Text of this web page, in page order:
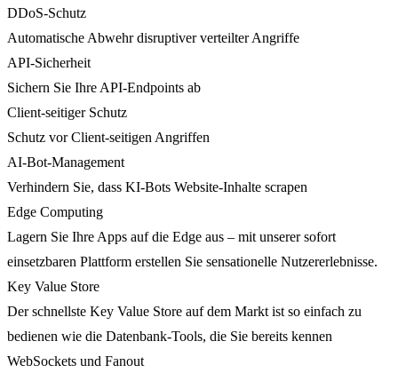
DDoS-Schutz
Automatische Abwehr disruptiver verteilter Angriffe
API-Sicherheit
Sichern Sie Ihre API-Endpoints ab
Client-seitiger Schutz
Schutz vor Client-seitigen Angriffen
AI-Bot-Management
Verhindern Sie, dass KI-Bots Website-Inhalte scrapen
Edge Computing
Lagern Sie Ihre Apps auf die Edge aus – mit unserer sofort
einsetzbaren Plattform erstellen Sie sensationelle Nutzererlebnisse.
Key Value Store
Der schnellste Key Value Store auf dem Markt ist so einfach zu
bedienen wie die Datenbank-Tools, die Sie bereits kennen
WebSockets und Fanout